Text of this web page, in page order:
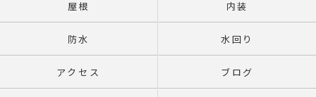
屋根 内装
防水 水回り
アクセス ブログ